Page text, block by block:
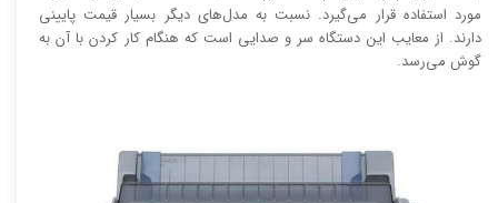
مورد استفاده قرار می‌گیرد. نسبت به مدل‌های دیگر بسیار قیمت پایینی
دارند. از معایب این دستگاه سر و صدایی است که هنگام کار کردن با آن به
گوش می‌رسد.